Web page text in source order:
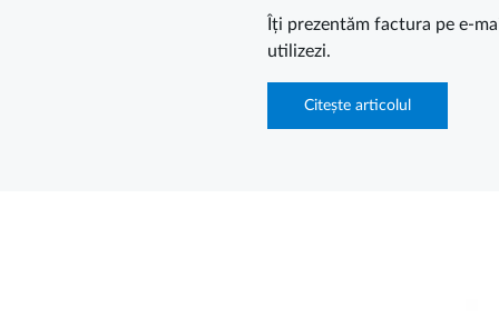
Îți prezentăm factura pe e-
utilizezi.
Citește articolul